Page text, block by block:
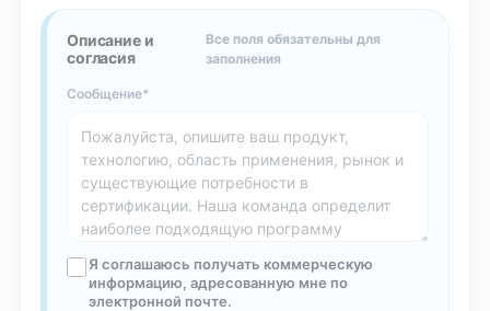
Описание и
согласия
Все поля обязательны для
заполнения
Сообщение
Я соглашаюсь получать коммерческую
информацию, адресованную мне по
электронной почте.